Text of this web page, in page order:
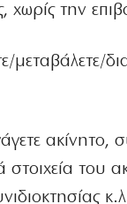
χωρίς την
μεταβάλετε/
στοιχεία του